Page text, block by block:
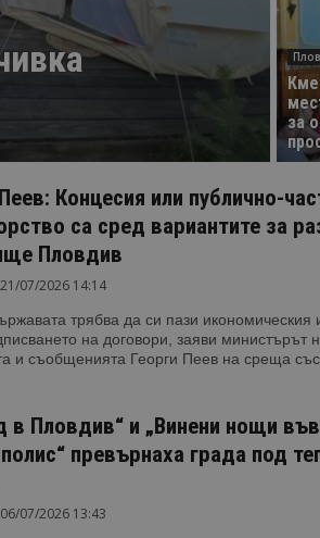
за
Концесия или публично-
са сред вариантите за
Пловдив
21/07/2026 14:14
трябва да си пази икономическия
на договори, заяви министърът
и съобщенията Георги Пеев на среща
в Пловдив“ и „Винени нощи във
превърнаха града под
06/07/2026 13:43